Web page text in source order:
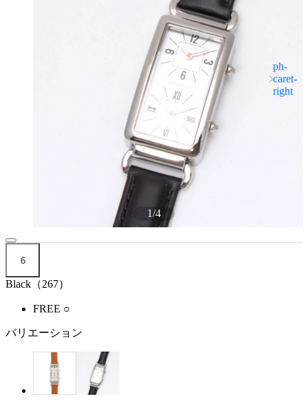
1/4
6
Black（267）
FREE ○
バリエーション